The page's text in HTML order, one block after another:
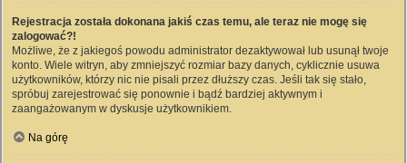
Rejestracja została dokonana jakiś czas temu, ale teraz nie mogę się
zalogować?!
Możliwe, że z jakiegoś powodu administrator dezaktywował lub usunął twoje
konto. Wiele witryn, aby zmniejszyć rozmiar bazy danych, cyklicznie usuwa
użytkowników, którzy nic nie pisali przez dłuższy czas. Jeśli tak się stało,
spróbuj zarejestrować się ponownie i bądź bardziej aktywnym i
zaangażowanym w dyskusje użytkownikiem.
Na górę